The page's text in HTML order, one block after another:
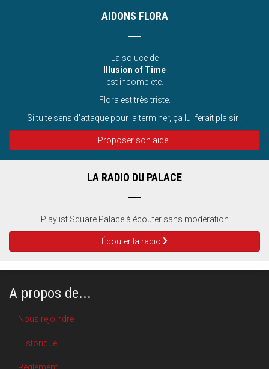
AIDONS FLORA
La soluce de
Illusion of Time
est incomplète.
Flora est très triste.
Si tu te sens d’attaque pour la terminer, ça lui ferait plaisir !
Proposer son aide !
LA RADIO DU PALACE
Playlist Square Palace à écouter sans modération
Écouter la radio
A propos de...
Nous rejoindre
Historique
Règlement